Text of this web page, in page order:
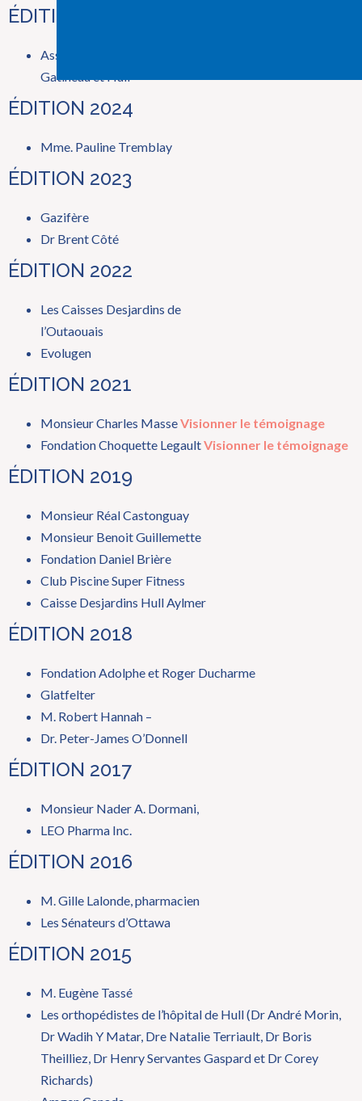
ÉDITION 2025
Association des bénévoles des hôpitaux, secteur
Gatineau et Hull
ÉDITION 2024
Mme. Pauline Tremblay
ÉDITION 2023
Gazifère
Dr Brent Côté
ÉDITION 2022
Les Caisses Desjardins de
l’Outaouais
Evolugen
ÉDITION 2021
Monsieur Charles MasseVisionner le témoignage
Fondation Choquette LegaultVisionner le témoignage
ÉDITION 2019
Monsieur Réal Castonguay
Monsieur Benoit Guillemette
Fondation Daniel Brière
Club Piscine Super Fitness
Caisse Desjardins Hull Aylmer
ÉDITION 2018
Fondation Adolphe et Roger Ducharme
Glatfelter
M. Robert Hannah –
Dr. Peter-James O’Donnell
ÉDITION 2017
Monsieur Nader A. Dormani,
LEO Pharma Inc.
ÉDITION 2016
M. Gille Lalonde, pharmacien
Les Sénateurs d’Ottawa
ÉDITION 2015
M. Eugène Tassé
Les orthopédistes de l’hôpital de Hull (Dr André Morin,
Dr Wadih Y Matar, Dre Natalie Terriault, Dr Boris
Theilliez, Dr Henry Servantes Gaspard et Dr Corey
Richards)